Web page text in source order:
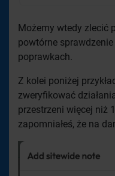
Możemy wtedy zlecić
powtórne
poprawkach.
Z kolei poniżej
zweryfikować
przestrzeni więcej niż
zapomniałeś, że na